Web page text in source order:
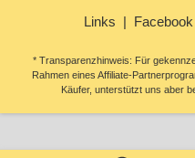
Links Facebook
* Transparenzhinweis: Für
Rahmen eines Affiliate-
Käufer, unterstützt uns aber